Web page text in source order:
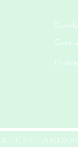
© 2024